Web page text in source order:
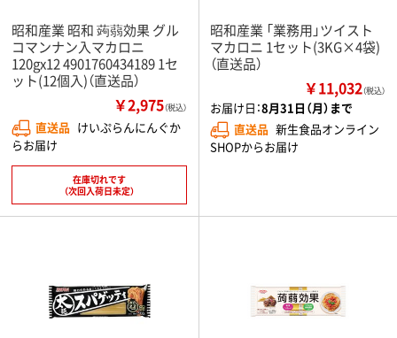
昭和産業 昭和 蒟蒻効果 グル
コマンナン入マカロニ
120gx12 4901760434189 1セ
ット(12個入)（直送品）
￥2,975（税込）
直送品 けいぷらんにんぐか
らお届け
在庫切れです
（次回入荷日未定）
昭和産業 「業務用」ツイスト
マカロニ 1セット(3KG×4袋)
（直送品）
￥11,032（税込）
お届け日：8月31日（月）まで
直送品 新生食品オンライン
SHOPからお届け